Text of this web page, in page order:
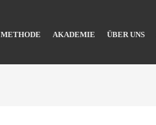
METHODE AKADEMIE ÜBER UNS